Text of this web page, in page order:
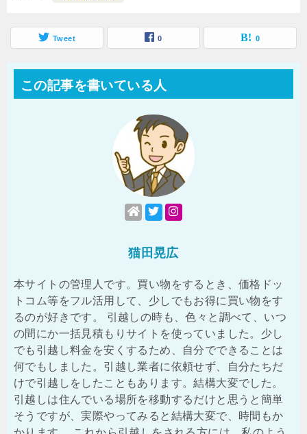
Tweet 0 0
この記事を書いている人
猫田晃広
本サイトの管理人です。買い物をするとき、価格ドッ
トコム等をフル活用して、少しでもお得に買い物をす
るのが好きです。 引越しの時も、色々と調べて、いつ
の間にか一括見積もりサイトを使っていました。少し
でも引越し料金を安くするため、自分でできることは
何でもしました。引越し業者に依頼せず、自分たちだ
けで引越しをしたこともあります。結構大変でした。
引越しは住んでいる場所を移動するだけと思うと簡単
そうですが、実際やってみると結構大変で、時間もか